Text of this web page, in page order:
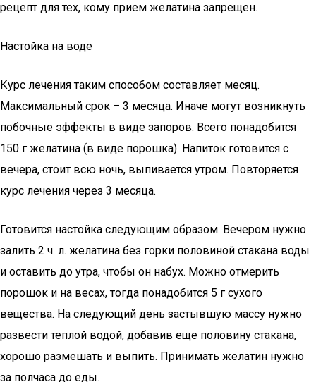
рецепт для тех, кому прием желатина запрещен.
Настойка на воде
Курс лечения таким способом составляет месяц.
Максимальный срок – 3 месяца. Иначе могут возникнуть
побочные эффекты в виде запоров. Всего понадобится
150 г желатина (в виде порошка). Напиток готовится с
вечера, стоит всю ночь, выпивается утром. Повторяется
курс лечения через 3 месяца.
Готовится настойка следующим образом. Вечером нужно
залить 2 ч. л. желатина без горки половиной стакана воды
и оставить до утра, чтобы он набух. Можно отмерить
порошок и на весах, тогда понадобится 5 г сухого
вещества. На следующий день застывшую массу нужно
развести теплой водой, добавив еще половину стакана,
хорошо размешать и выпить. Принимать желатин нужно
за полчаса до еды.